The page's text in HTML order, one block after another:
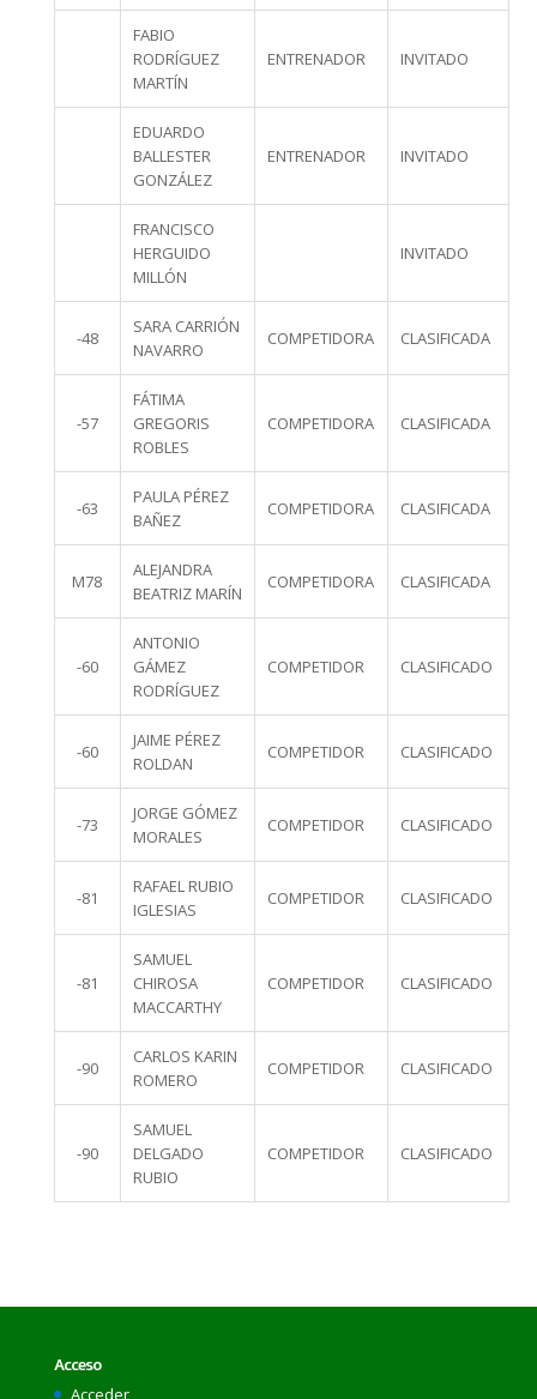
FABIO
RODRÍGUEZ
MARTÍN
ENTRENADOR INVITADO
EDUARDO
BALLESTER
GONZÁLEZ
ENTRENADOR INVITADO
FRANCISCO
HERGUIDO
MILLÓN
INVITADO
-48
SARA CARRIÓN
NAVARRO
COMPETIDORA CLASIFICADA
-57
FÁTIMA
GREGORIS
ROBLES
COMPETIDORA CLASIFICADA
-63
PAULA PÉREZ
BAÑEZ
COMPETIDORA CLASIFICADA
M78
ALEJANDRA
BEATRIZ MARÍN
COMPETIDORA CLASIFICADA
-60
ANTONIO
GÁMEZ
RODRÍGUEZ
COMPETIDOR CLASIFICADO
-60
JAIME PÉREZ
ROLDAN
COMPETIDOR CLASIFICADO
-73
JORGE GÓMEZ
MORALES
COMPETIDOR CLASIFICADO
-81
RAFAEL RUBIO
IGLESIAS
COMPETIDOR CLASIFICADO
-81
SAMUEL
CHIROSA
MACCARTHY
COMPETIDOR CLASIFICADO
-90
CARLOS KARIN
ROMERO
COMPETIDOR CLASIFICADO
-90
SAMUEL
DELGADO
RUBIO
COMPETIDOR CLASIFICADO
Acceso
Acceder